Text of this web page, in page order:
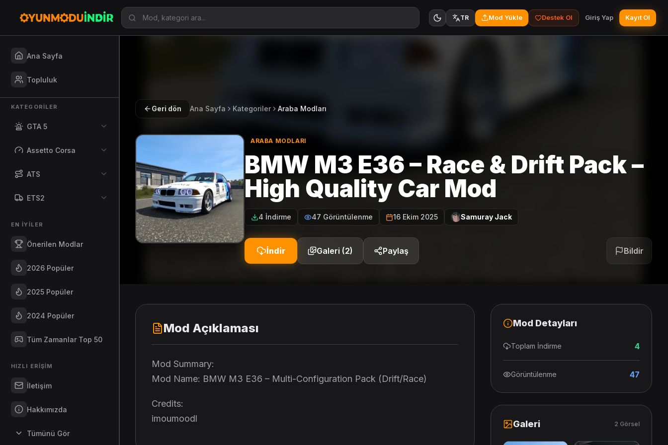
TR Mod Yükle Destek Ol Giriş Yap Kayıt Ol
Ana Sayfa
Topluluk
KATEGORILER
GTA 5
Assetto Corsa
ATS
ETS2
EN İYILER
Önerilen Modlar
2026 Popüler
2025 Popüler
2024 Popüler
Tüm Zamanlar Top 50
HIZLI ERIŞIM
İletişim
Hakkımızda
Tümünü Gör
Geri dön Ana Sayfa Kategoriler Araba Modları
ARABA MODLARI
BMW M3 E36 – Race & Drift Pack –
High Quality Car Mod
4 İndirme 47 Görüntülenme 16 Ekim 2025 Samuray Jack
İndir Galeri (2) Paylaş Bildir
Mod Açıklaması
Mod Summary:
Mod Name: BMW M3 E36 – Multi-Configuration Pack (Drift/Race)
Credits:
imoumoodl
Mod Detayları
Toplam İndirme 4
Görüntülenme 47
Galeri 2 Görsel